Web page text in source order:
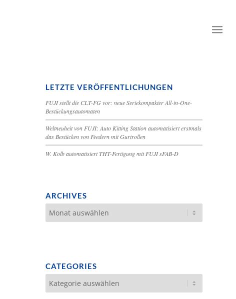
LETZTE VERÖFFENTLICHUNGEN
FUJI stellt die CLT-FG vor: neue Seriekompakter All-in-One-
Bestückungsautomaten
Weltneuheit von FUJI: Auto Kitting Station automatisiert erstmals
das Bestücken von Feedern mit Gurtrollen
W. Kolb automatisiert THT-Fertigung mit FUJI sFAB-D
ARCHIVES
CATEGORIES
Categories